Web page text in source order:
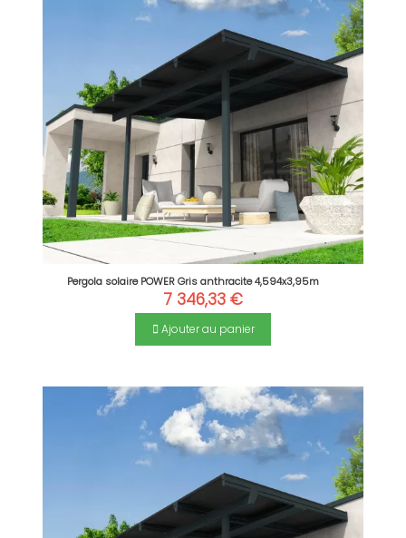
Pergola solaire POWER Gris anthracite 4,594x3,95m
7 346,33 €
Ajouter au panier